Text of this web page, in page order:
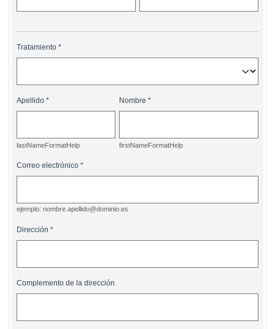
Tratamiento
Apellido
lastNameFormatHelp
Nombre
firstNameFormatHelp
Correo electrónico
ejemplo: nombre.apellido@dominio.es
Dirección
Complemento de la dirección